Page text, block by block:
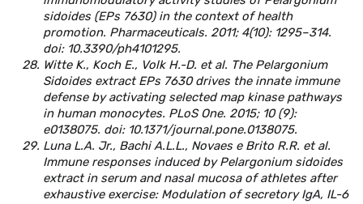
sidoides (EPs 7630) in the context of health
promotion. Pharmaceuticals. 2011; 4(10): 1295–314.
doi: 10.3390/ph4101295.
Witte K., Koch E., Volk H.-D. et al. The Pelargonium
Sidoides extract EPs 7630 drives the innate immune
defense by activating selected map kinase pathways
in human monocytes. PLoS One. 2015; 10 (9):
e0138075. doi: 10.1371/journal.pone.0138075.
Luna L.A. Jr., Bachi A.L.L., Novaes e Brito R.R. et al.
Immune responses induced by Pelargonium sidoides
extract in serum and nasal mucosa of athletes after
exhaustive exercise: Modulation of secretory IgA, IL-6